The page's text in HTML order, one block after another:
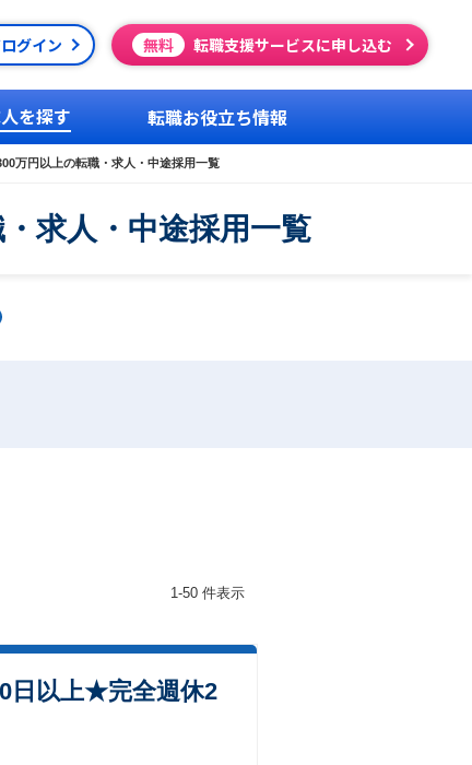
グイン 無料 転職支援サービスに申し込む
を探す 転職お役立ち情報
万円以上の転職・求人・中途採用一覧
求人・中途採用一覧
1-50 件表示
日以上★完全週休2